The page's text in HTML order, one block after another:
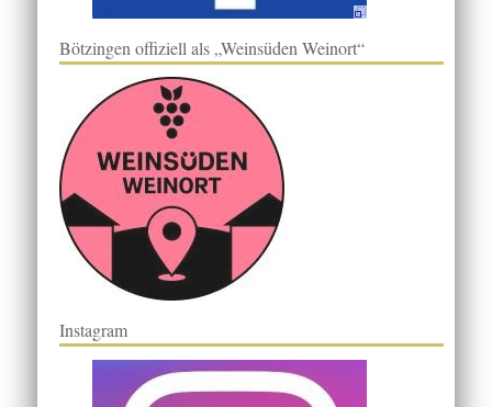
Bötzingen offiziell als „Weinsüden Weinort“
Instagram